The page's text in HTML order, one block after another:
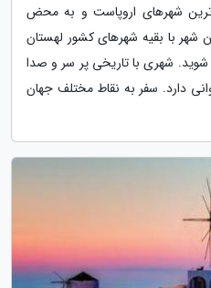
شهرهای اروپاست و به محض
شهر با بقیه شهرهای کشور لهستان
شوید. شهری با تاریخی پر سر و صدا
دارد. سفر به نقاط مختلف جهان